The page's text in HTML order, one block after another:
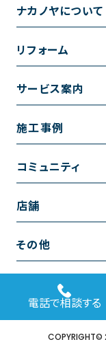
ナカノヤについて
採用情報
リフォーム
トイレのリフォーム
キッチンのリフォーム
リノベーション
内装のリフォーム
水回りのリフォーム
外壁のリフォーム
窓のリフォーム
サービス案内
サービスの流れ
施工事例
施工事例一覧
お風呂の施工事例
洗面の施工事例
コミュニティ
コミュニティ
お知らせ
店舗
越谷店
浦和店
日本橋店
その他
お問い合わせ
サイトポリシー
協力会社様専用お
電話で相談する
COPYRIGHT©